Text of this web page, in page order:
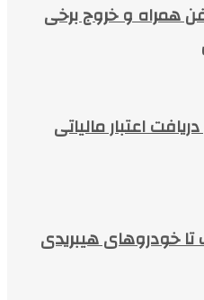
همراه و خروج برخی
اعتبار مالیاتی
خودروهای هیبریدی